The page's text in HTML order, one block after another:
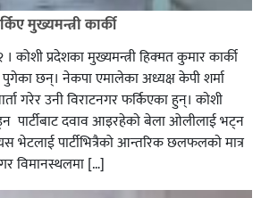
मुख्यमन्त्री कार्की
कोशी प्रदेशका मुख्यमन्त्री हिक्मत कुमार कार्की
पुगेका छन्। नेकपा एमालेका अध्यक्ष केपी शर्मा
गरेर उनी विराटनगर फर्किएका हुन्। काेशी
पार्टीबाट दवाव आइरहेकाे बेला ओलीलाई भट्न
भेटलाई पार्टीभित्रैको आन्तरिक छलफलकाे मात्र
विमानस्थलमा […]